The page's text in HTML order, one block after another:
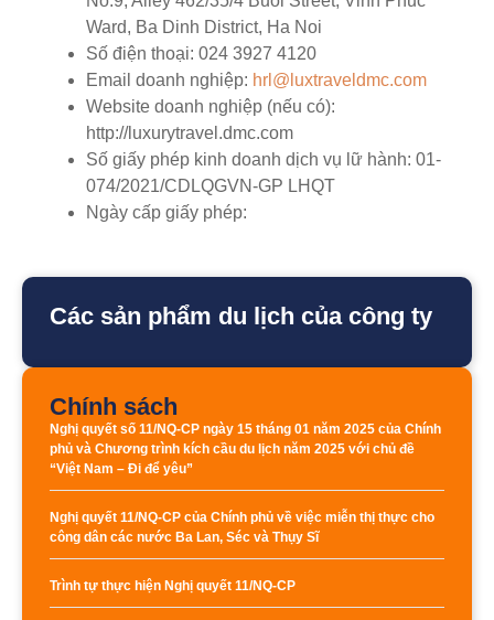
Ward, Ba Dinh District, Ha Noi
Số điện thoại: 024 3927 4120
Email doanh nghiệp: hrl@luxtraveldmc.com
Website doanh nghiệp (nếu có):
http://luxurytravel.dmc.com
Số giấy phép kinh doanh dịch vụ lữ hành: 01-
074/2021/CDLQGVN-GP LHQT
Ngày cấp giấy phép:
Các sản phẩm du lịch của công ty
Chính sách
Nghị quyết số 11/NQ-CP ngày 15 tháng 01 năm 2025 của Chính
phủ và Chương trình kích cầu du lịch năm 2025 với chủ đề
“Việt Nam – Đi để yêu”
Nghị quyết 11/NQ-CP của Chính phủ về việc miễn thị thực cho
công dân các nước Ba Lan, Séc và Thụy Sĩ
Trình tự thực hiện Nghị quyết 11/NQ-CP